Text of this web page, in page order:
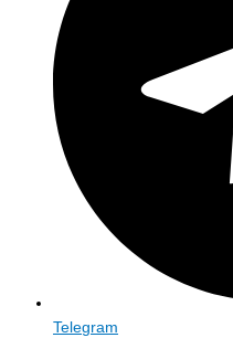
Telegram